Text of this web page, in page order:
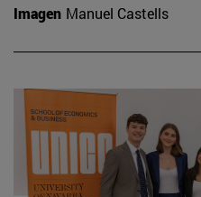
Imagen Manuel Castells